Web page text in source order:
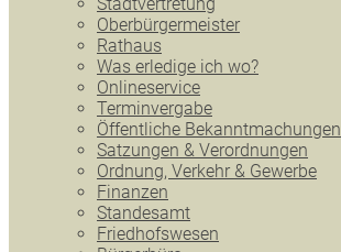
Oberbürgermeister
Rathaus
Was erledige ich wo?
Onlineservice
Terminvergabe
Öffentliche Bekanntmachungen
Satzungen & Verordnungen
Ordnung, Verkehr & Gewerbe
Finanzen
Standesamt
Friedhofswesen